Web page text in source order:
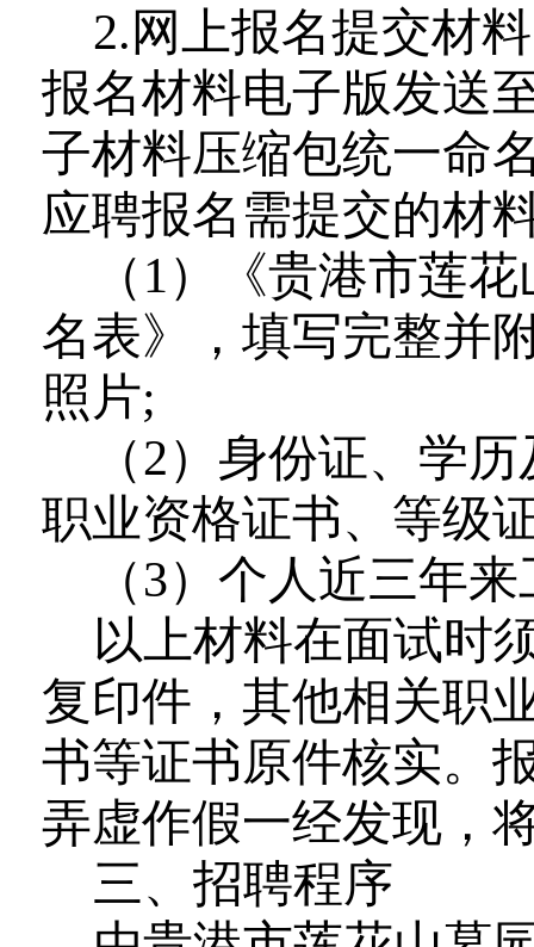
2.网上报名提交材
报名材料电子版发送
子材料压缩包统一命
应聘报名需提交的材
（1）《贵港市莲花
名表》，填写完整并
照片;
（2）身份证、学
职业资格证书、等级
（3） 个人近三年
以上材料在面试时
复印件，其他相关职
书等证书原件核实。
弄虚作假一经发现，
三、招聘程序